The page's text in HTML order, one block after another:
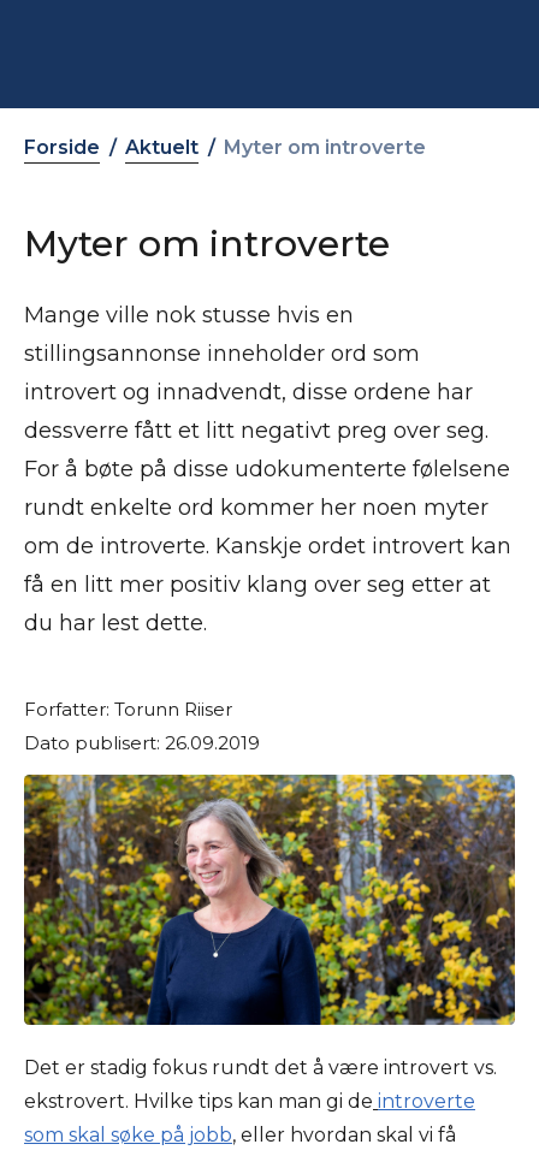
Forside Aktuelt Myter om introverte
Myter om introverte
Mange ville nok stusse hvis en
stillingsannonse inneholder ord som
introvert og innadvendt, disse ordene har
dessverre fått et litt negativt preg over seg.
For å bøte på disse udokumenterte følelsene
rundt enkelte ord kommer her noen myter
om de introverte. Kanskje ordet introvert kan
få en litt mer positiv klang over seg etter at
du har lest dette.
Forfatter: Torunn Riiser
Dato publisert: 26.09.2019
Det er stadig fokus rundt det å være introvert vs.
ekstrovert. Hvilke tips kan man gi de introverte
som skal søke på jobb, eller hvordan skal vi få